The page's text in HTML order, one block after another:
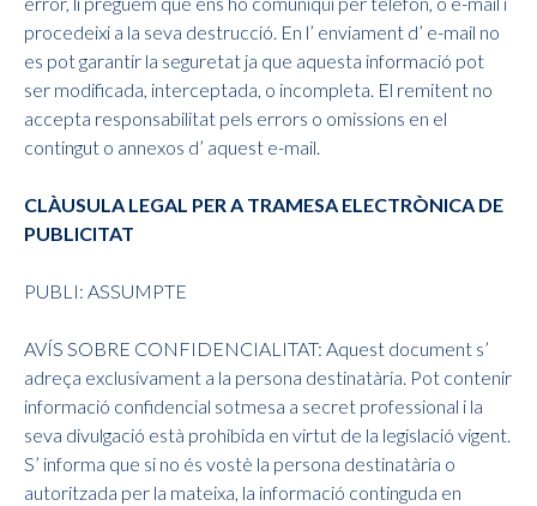
procedeixi a la seva destrucció. En l’ enviament d’ e-mail no
es pot garantir la seguretat ja que aquesta informació pot
ser modificada, interceptada, o incompleta. El remitent no
accepta responsabilitat pels errors o omissions en el
contingut o annexos d’ aquest e-mail.
CLÀUSULA LEGAL PER A TRAMESA ELECTRÒNICA DE
PUBLICITAT
PUBLI: ASSUMPTE
AVÍS SOBRE CONFIDENCIALITAT: Aquest document s’
adreça exclusivament a la persona destinatària. Pot contenir
informació confidencial sotmesa a secret professional i la
seva divulgació està prohibida en virtut de la legislació vigent.
S’ informa que si no és vostè la persona destinatària o
autoritzada per la mateixa, la informació continguda en